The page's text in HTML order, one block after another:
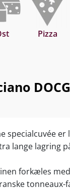
Pizza
specialcuvée er
lange lagring
forkæles
tonneaux-